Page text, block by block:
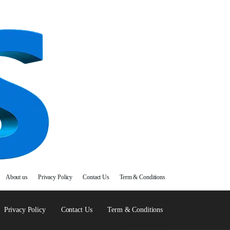
About us Privacy Policy Contact Us Term & Conditions
Privacy Policy Contact Us Term & Conditions